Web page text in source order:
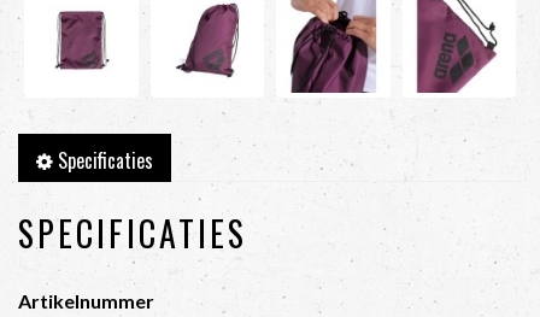
Specificaties
SPECIFICATIES
Artikelnummer